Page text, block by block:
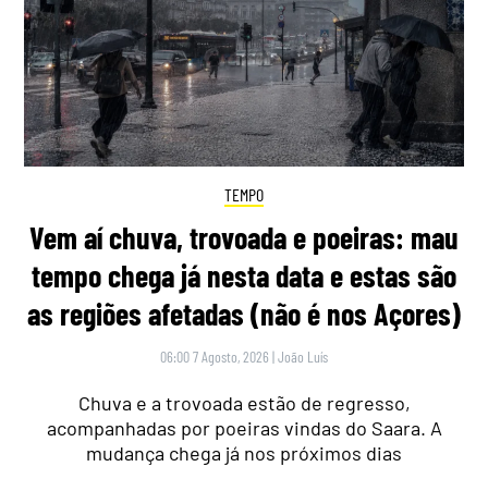
TEMPO
Vem aí chuva, trovoada e poeiras: mau
tempo chega já nesta data e estas são
as regiões afetadas (não é nos Açores)
06:00 7 Agosto, 2026 |João Luís
Chuva e a trovoada estão de regresso,
acompanhadas por poeiras vindas do Saara. A
mudança chega já nos próximos dias